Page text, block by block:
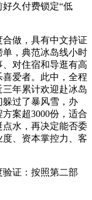
久付费锁定“低
做，具有中文持证
，典范冰岛线小时
对住宿和导逛有高
爱者。此中，全程
年累计欢迎赴冰岛
过了暴风雪，办
案超3000份，适合
水，再决定能否委
、资本掌控力、客
证：按照第二部